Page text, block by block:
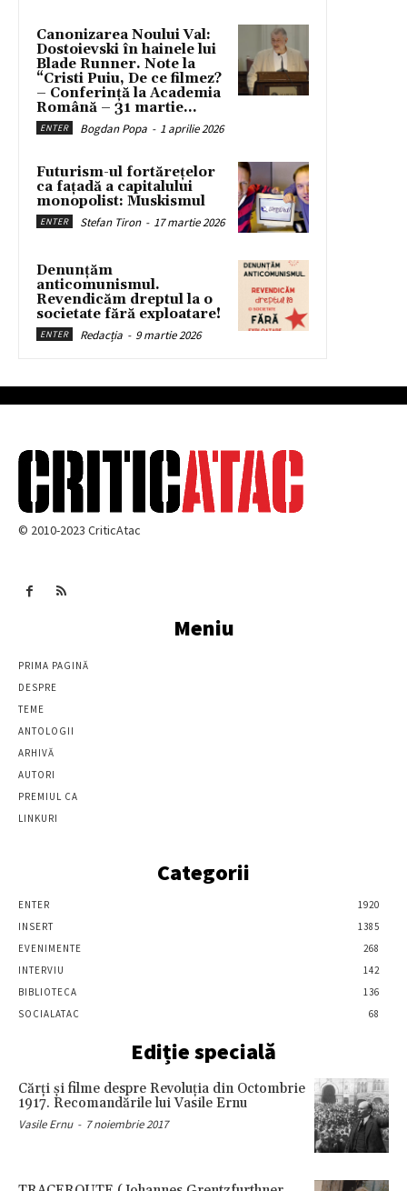
Canonizarea Noului Val:
Dostoievski în hainele lui
Blade Runner. Note la
“Cristi Puiu, De ce filmez?
– Conferință la Academia
Română – 31 martie...
ENTER Bogdan Popa - 1 aprilie 2026
Futurism-ul fortărețelor
ca fațadă a capitalului
monopolist: Muskismul
ENTER Stefan Tiron - 17 martie 2026
Denunțăm
anticomunismul.
Revendicăm dreptul la o
societate fără exploatare!
ENTER Redacția - 9 martie 2026
© 2010-2023 CriticAtac
Meniu
PRIMA PAGINĂ
DESPRE
TEME
ANTOLOGII
ARHIVĂ
AUTORI
PREMIUL CA
LINKURI
Categorii
ENTER
1920
INSERT
1385
EVENIMENTE
268
INTERVIU
142
BIBLIOTECA
136
SOCIALATAC
68
Ediție specială
Cărţi şi filme despre Revoluţia din Octombrie
1917. Recomandările lui Vasile Ernu
Vasile Ernu - 7 noiembrie 2017